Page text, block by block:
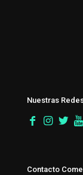
Nuestras
Contacto